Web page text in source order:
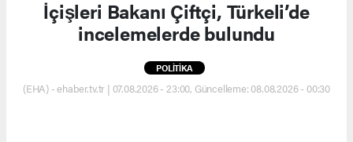
İçişleri Bakanı Çiftçi, Türkeli’de
incelemelerde bulundu
POLİTİKA
(EHA) - ehaber.tv.tr | 07.08.2026 - 23:00, Güncelleme: 08.08.2026 - 00:30